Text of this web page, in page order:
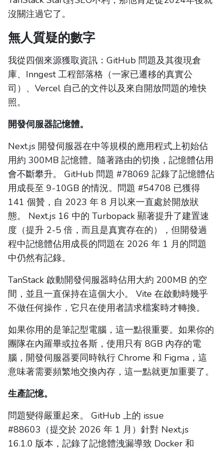
沒關注過它了。
無人質疑的數字
我從四個來源獲取資訊：GitHub 問題及其復現倉
庫、Inngest 工程部落格（一家已遷移的真實公
司）、Vercel 自己的文件以及來自開放問題的堆快
照。
開發伺服器記憶體。
Next.js 開發伺服器在中等規模的應用程式上初始佔
用約 300MB 記憶體。隨著路由的切換，記憶體佔用
會不斷攀升。 GitHub 問題 #78069 記錄了記憶體佔
用成長至 9-10GB 的情況。問題 #54708 已獲得
141 個贊，自 2023 年 8 月以來一直處於開放狀
態。 Next.js 16 中的 Turbopack 顯著提升了建置速
度（提升 2-5 倍，而且是真實存在的），但開發過
程中記憶體佔用成長的問題在 2026 年 1 月的問題
中仍然有記錄。
TanStack 啟動開發伺服器時佔用大約 200MB 的空
間，並且一直保持在這個大小。 Vite 在啟動時幾乎
不做任何操作，它只在使用者請求檔案時才轉換。
如果你用的是筆記型電腦，這一點很重要。如果你的
團隊在內羅畢或拉各斯，使用只有 8GB 內存的電
腦，開發伺服器要同時執行 Chrome 和 Figma，這
意味著需要頻繁地交換內存，這一點就更加重要了。
生產記憶。
問題變得嚴重起來。 GitHub 上的 issue
#88603（提交於 2026 年 1 月）針對 Next.js
16.1.0 版本，記錄了記憶體洩漏導致 Docker 和